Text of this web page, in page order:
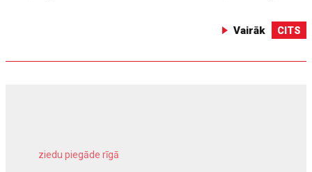
Vairāk CITS
ziedu piegāde rīgā